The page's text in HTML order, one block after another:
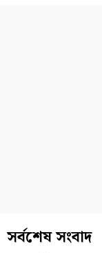
সর্বশেষ সংবাদ